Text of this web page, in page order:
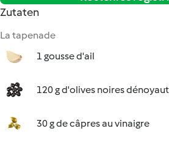
Zutaten
La tapenade
1 gousse d'ail
120 g d'olives noires
30 g de câpres au vinaigre